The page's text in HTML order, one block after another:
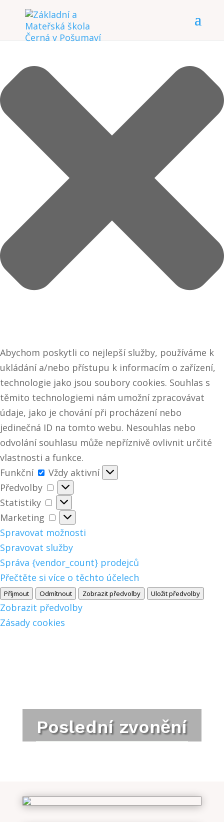
Spravovat Souhlas
Abychom poskytli co nejlepší služby, používáme k
ukládání a/nebo přístupu k informacím o zařízení,
technologie jako jsou soubory cookies. Souhlas s
těmito technologiemi nám umožní zpracovávat
údaje, jako je chování při procházení nebo
jedinečná ID na tomto webu. Nesouhlas nebo
odvolání souhlasu může nepříznivě ovlivnit určité
vlastnosti a funkce.
Funkční
Funkční
Vždy aktivní
Předvolby
Předvolby
Statistiky
Statistiky
Marketing
Marketing
Spravovat možnosti
Spravovat služby
Správa {vendor_count} prodejců
Přečtěte si více o těchto účelech
Příjmout Odmítnout Zobrazit předvolby Uložit předvolby
Zobrazit předvolby
Zásady cookies
Poslední zvonění